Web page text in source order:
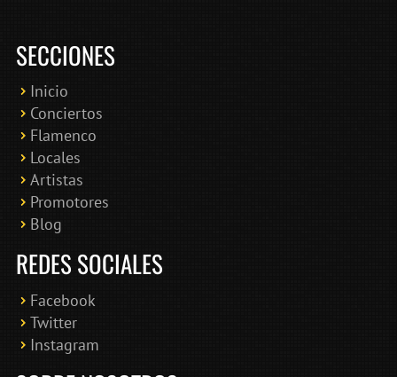
SECCIONES
Inicio
Conciertos
Flamenco
Locales
Artistas
Promotores
Blog
REDES SOCIALES
Facebook
Twitter
Instagram